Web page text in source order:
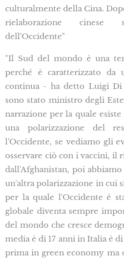
culturalmente della Cina.
rielaborazione
dell'Occidente"
"Il Sud del mondo è una
perché è caratterizzato da
continua - ha detto Luigi
sono stato ministro degli
narrazione per la quale
una polarizzazione del
l'Occidente, se vediamo gli
osservare ciò con i vaccini, il
dall'Afghanistan, poi
un'altra polarizzazione in cui
per la quale l'Occidente è
globale diventa sempre
del mondo che cresce
media è di 17 anni in Italia è
prima in green economy ma